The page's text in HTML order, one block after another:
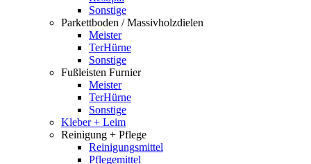
Sonstige
Parkettboden / Massivholzdielen
Meister
TerHürne
Sonstige
Fußleisten Furnier
Meister
TerHürne
Sonstige
Kleber + Leim
Reinigung + Pflege
Reinigungsmittel
Pflegemittel